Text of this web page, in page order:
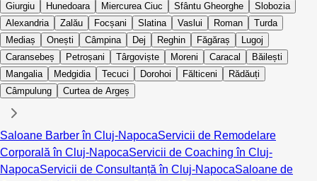
Giurgiu
Hunedoara Miercurea Ciuc Sfântu Gheorghe
Slobozia
Alexandria
Zalău Focșani Slatina Vaslui Roman
Turda
Mediaș
Onești Câmpina Dej Reghin Făgăraș
Lugoj
Caransebeș
Petroșani Târgoviște Moreni Caracal
Băilești
Mangalia
Medgidia Tecuci Dorohoi Fălticeni
Rădăuți
Câmpulung
Curtea de Argeș
Saloane Barber în Cluj-NapocaServicii de Remodelare
Corporală în Cluj-NapocaServicii de Coaching în Cluj-
NapocaServicii de Consultanță în Cluj-NapocaSaloane de